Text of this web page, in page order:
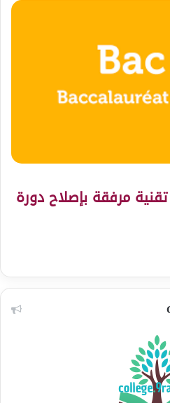
مرفقة بإصلاح دورة